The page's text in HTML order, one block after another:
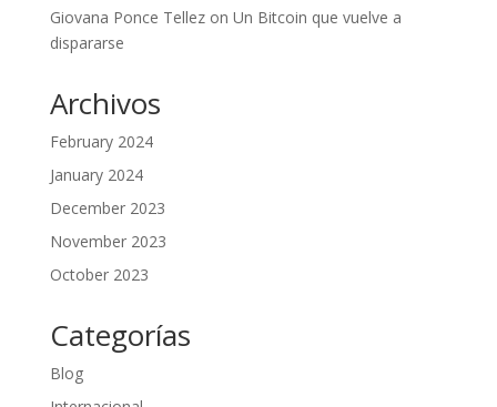
Giovana Ponce Tellezon Un Bitcoin que vuelve a
dispararse
Archivos
February 2024
January 2024
December 2023
November 2023
October 2023
Categorías
Blog